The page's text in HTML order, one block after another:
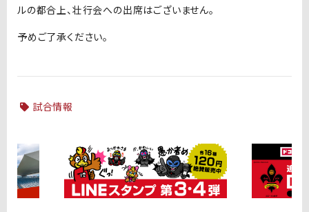
ルの都合上、壮行会への出席はございません。
予めご了承ください。
試合情報